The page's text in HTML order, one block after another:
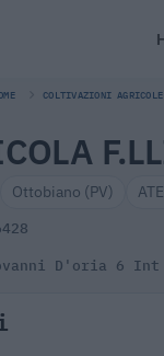
COLTIVAZIONI
Ottobiano (PV)
D'oria 6 Int